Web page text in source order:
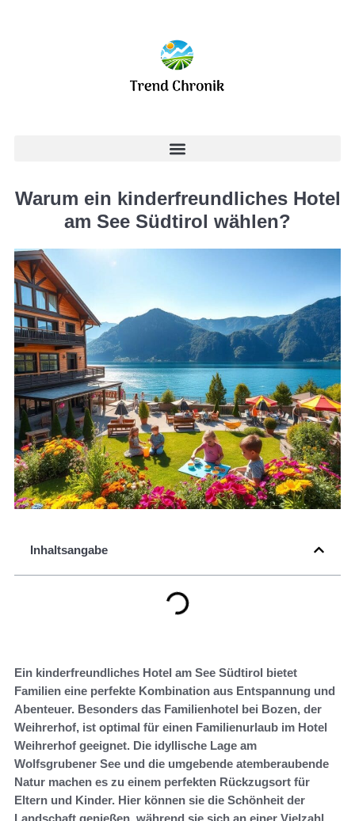
Warum ein kinderfreundliches Hotel
am See Südtirol wählen?
Inhaltsangabe
Ein kinderfreundliches Hotel am See Südtirol bietet
Familien eine perfekte Kombination aus Entspannung und
Abenteuer. Besonders das Familienhotel bei Bozen, der
Weihrerhof, ist optimal für einen Familienurlaub im Hotel
Weihrerhof geeignet. Die idyllische Lage am
Wolfsgrubener See und die umgebende atemberaubende
Natur machen es zu einem perfekten Rückzugsort für
Eltern und Kinder. Hier können sie die Schönheit der